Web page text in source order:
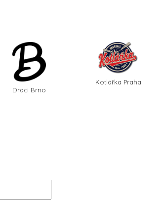
Draci Brno
Kotlářka Praha